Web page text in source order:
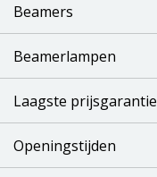
Beamers
Beamerlampen
Laagste prijsgarantie
Openingstijden